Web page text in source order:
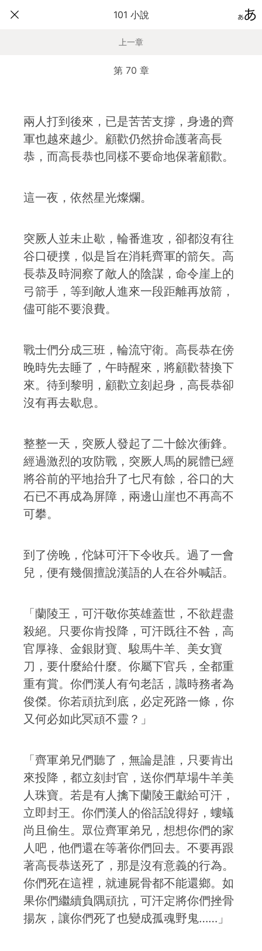
101 小說
上一章
第 70 章
兩人打到後來，已是苦苦支撐，身邊的齊
軍也越來越少。顧歡仍然拚命護著高長
恭，而高長恭也同樣不要命地保著顧歡。
這一夜，依然星光燦爛。
突厥人並未止歇，輪番進攻，卻都沒有往
谷口硬撲，似是旨在消耗齊軍的箭矢。高
長恭及時洞察了敵人的陰謀，命令崖上的
弓箭手，等到敵人進來一段距離再放箭，
儘可能不要浪費。
戰士們分成三班，輪流守衛。高長恭在傍
晚時先去睡了，午時醒來，將顧歡替換下
來。待到黎明，顧歡立刻起身，高長恭卻
沒有再去歇息。
整整一天，突厥人發起了二十餘次衝鋒。
經過激烈的攻防戰，突厥人馬的屍體已經
將谷前的平地抬升了七尺有餘，谷口的大
石已不再成為屏障，兩邊山崖也不再高不
可攀。
到了傍晚，佗缽可汗下令收兵。過了一會
兒，便有幾個擅說漢語的人在谷外喊話。
「蘭陵王，可汗敬你英雄蓋世，不欲趕盡
殺絕。只要你肯投降，可汗既往不咎，高
官厚祿、金銀財寶、駿馬牛羊、美女寶
刀，要什麼給什麼。你屬下官兵，全都重
重有賞。你們漢人有句老話，識時務者為
俊傑。你若頑抗到底，必定死路一條，你
又何必如此冥頑不靈？」
「齊軍弟兄們聽了，無論是誰，只要肯出
來投降，都立刻封官，送你們草場牛羊美
人珠寶。若是有人擒下蘭陵王獻給可汗，
立即封王。你們漢人的俗話說得好，螻蟻
尚且偷生。眾位齊軍弟兄，想想你們的家
人吧，他們還在等著你們回去。不要再跟
著高長恭送死了，那是沒有意義的行為。
你們死在這裡，就連屍骨都不能還鄉。如
果你們繼續負隅頑抗，可汗定將你們挫骨
揚灰，讓你們死了也變成孤魂野鬼……」